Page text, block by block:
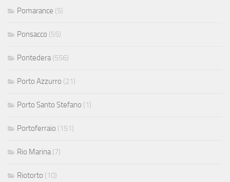
Pomarance (5)
Ponsacco (55)
Pontedera (556)
Porto Azzurro (21)
Porto Santo Stefano (1)
Portoferraio (151)
Rio Marina (7)
Riotorto (10)